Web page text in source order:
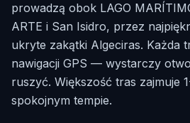
prowadzą obok LAGO
ARTE i San Isidro, przez
ukryte zakątki Algeciras. Każda
nawigacji GPS — wystarczy
ruszyć. Większość tras zajmuje
spokojnym tempie.